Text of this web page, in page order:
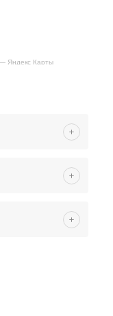
Яндекс Карты